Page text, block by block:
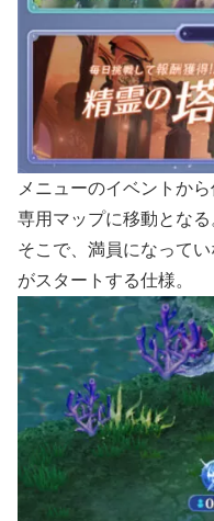
メニューのイベントか
専用マップに移動となる
そこで、満員になって
がスタートする仕様。